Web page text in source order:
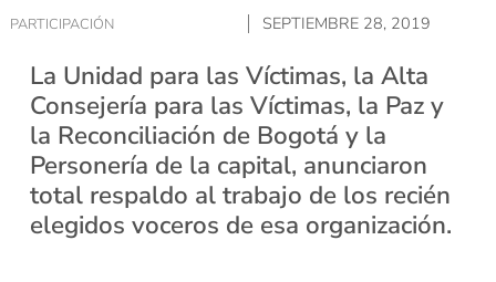
PARTICIPACIÓN SEPTIEMBRE 28, 2019
La Unidad para las Víctimas, la Alta
Consejería para las Víctimas, la Paz y
la Reconciliación de Bogotá y la
Personería de la capital, anunciaron
total respaldo al trabajo de los recién
elegidos voceros de esa organización.